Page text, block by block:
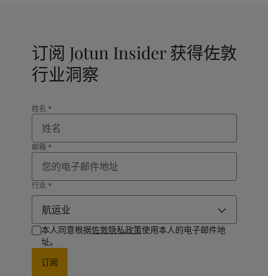
订阅 Jotun Insider 获得佐敦
行业洞察
姓名 *
邮箱 *
行业 *
航运业
本人同意根据佐敦隐私政策使用本人的电子邮件地
址。
订阅